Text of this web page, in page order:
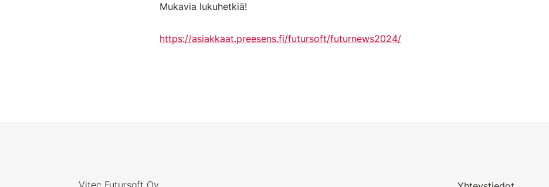
Mukavia lukuhetkiä!
https://asiakkaat.preesens.fi/futursoft/futurnews2024/
Vitec Futursoft Oy